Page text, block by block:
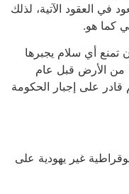
في العقود الآتية، لذلك
كما هو.
تمنع أي سلام يجبرها
عن الأراضي المحتلة (22% من الأرض قبل عام
قادر على إجبار الحكومة
غير يهودية على